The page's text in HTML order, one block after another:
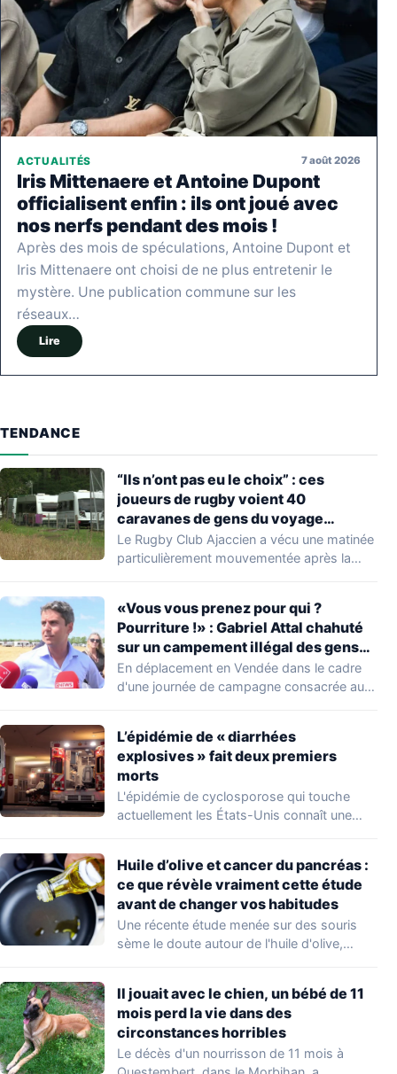
ACTUALITÉS 7 août 2026
Iris Mittenaere et Antoine Dupont
officialisent enfin : ils ont joué avec
nos nerfs pendant des mois !
Après des mois de spéculations, Antoine Dupont et
Iris Mittenaere ont choisi de ne plus entretenir le
mystère. Une publication commune sur les
réseaux…
Lire
TENDANCE
“Ils n’ont pas eu le choix” : ces
joueurs de rugby voient 40
caravanes de gens du voyage
s’installer dans leur stade, ils les
délogent en moins d’1 heure
Le Rugby Club Ajaccien a vécu une matinée
particulièrement mouvementée après la
«Vous vous prenez pour qui ?
Pourriture !» : Gabriel Attal chahuté
sur un campement illégal des gens
du voyage
En déplacement en Vendée dans le cadre
d'une journée de campagne consacrée aux
L’épidémie de « diarrhées
explosives » fait deux premiers
morts
L'épidémie de cyclosporose qui touche
actuellement les États-Unis connaît une
Huile d’olive et cancer du pancréas :
ce que révèle vraiment cette étude
avant de changer vos habitudes
Une récente étude menée sur des souris
sème le doute autour de l'huile d'olive,…
Il jouait avec le chien, un bébé de 11
mois perd la vie dans des
circonstances horribles
Le décès d'un nourrisson de 11 mois à